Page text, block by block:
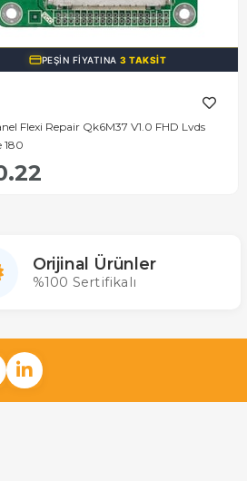
PEŞIN FIYATINA3 TAKSIT
Flexi Repair Qk6M37 V1.0 FHD Lvds
180
Orijinal Ürünler
%100 Sertifikalı